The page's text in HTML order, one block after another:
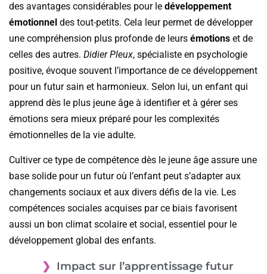
des avantages considérables pour le développement
émotionnel des tout-petits. Cela leur permet de développer
une compréhension plus profonde de leurs émotions et de
celles des autres. Didier Pleux, spécialiste en psychologie
positive, évoque souvent l’importance de ce développement
pour un futur sain et harmonieux. Selon lui, un enfant qui
apprend dès le plus jeune âge à identifier et à gérer ses
émotions sera mieux préparé pour les complexités
émotionnelles de la vie adulte.
Cultiver ce type de compétence dès le jeune âge assure une
base solide pour un futur où l’enfant peut s’adapter aux
changements sociaux et aux divers défis de la vie. Les
compétences sociales acquises par ce biais favorisent
aussi un bon climat scolaire et social, essentiel pour le
développement global des enfants.
Impact sur l’apprentissage futur